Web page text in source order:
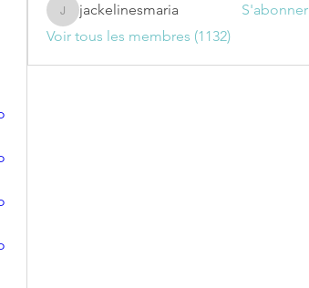
jackelinesmaria
jackelinesmaria
S'abonner
Voir tous les membres (1132)